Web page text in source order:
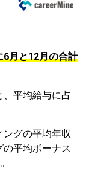
6月と12月の合計
平均給与に占
グの平均年収
平均ボーナス